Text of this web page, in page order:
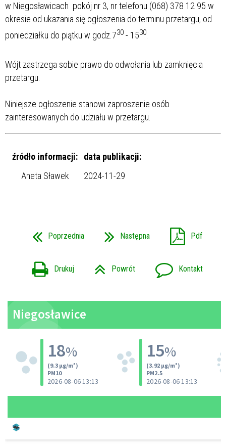
w Niegosławicach pokój nr 3, nr telefonu (068) 378 12 95 w
okresie od ukazania się ogłoszenia do terminu przetargu, od
poniedziałku do piątku w godz.730 - 1530.
Wójt zastrzega sobie prawo do odwołania lub zamknięcia
przetargu.
Niniejsze ogłoszenie stanowi zaproszenie osób
zainteresowanych do udziału w przetargu.
źródło informacji:
data publikacji:
Aneta Sławek
2024-11-29
Poprzednia Następna Pdf
Drukuj Powrót Kontakt